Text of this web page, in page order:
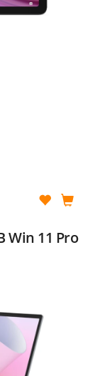
Win 11 Pro